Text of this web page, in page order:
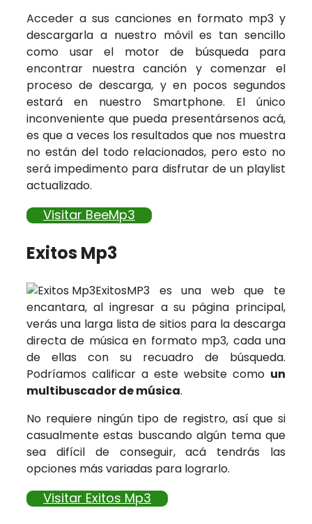
Acceder a sus canciones en formato mp3 y
descargarla a nuestro móvil es tan sencillo
como usar el motor de búsqueda para
encontrar nuestra canción y comenzar el
proceso de descarga, y en pocos segundos
estará en nuestro Smartphone. El único
inconveniente que pueda presentársenos acá,
es que a veces los resultados que nos muestra
no están del todo relacionados, pero esto no
será impedimento para disfrutar de un playlist
actualizado.
Visitar BeeMp3
Exitos Mp3
ExitosMP3 es una web que te
encantara, al ingresar a su página principal,
verás una larga lista de sitios para la descarga
directa de música en formato mp3, cada una
de ellas con su recuadro de búsqueda.
Podríamos calificar a este website como un
multibuscador de música.
No requiere ningún tipo de registro, así que si
casualmente estas buscando algún tema que
sea difícil de conseguir, acá tendrás las
opciones más variadas para lograrlo.
Visitar Exitos Mp3